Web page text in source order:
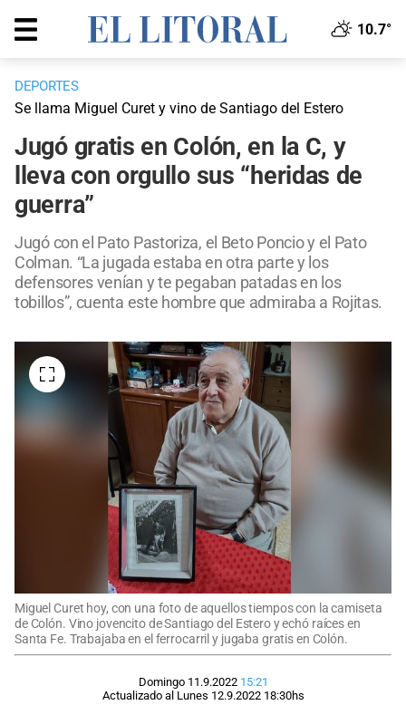
10.7°
DEPORTES
Se llama Miguel Curet y vino de Santiago del Estero
Jugó gratis en Colón, en la C, y
lleva con orgullo sus “heridas de
guerra”
Jugó con el Pato Pastoriza, el Beto Poncio y el Pato
Colman. “La jugada estaba en otra parte y los
defensores venían y te pegaban patadas en los
tobillos”, cuenta este hombre que admiraba a Rojitas.
Miguel Curet hoy, con una foto de aquellos tiempos con la camiseta
de Colón. Vino jovencito de Santiago del Estero y echó raíces en
Santa Fe. Trabajaba en el ferrocarril y jugaba gratis en Colón.
Domingo 11.9.2022 15:21
Actualizado al Lunes 12.9.2022 18:30hs